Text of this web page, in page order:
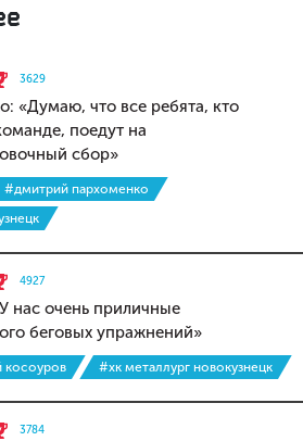
3629
«Думаю, что все ребята, кто
поедут на
сбор»
#дмитрий пархоменко
4927
нас очень приличные
беговых упражнений»
косоуров #хк металлург новокузнецк
3784